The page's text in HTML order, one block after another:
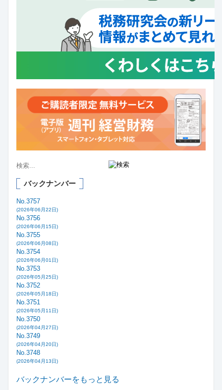
バックナンバー
No.3757
(2026年06月22日)
No.3756
(2026年06月15日)
No.3755
(2026年06月08日)
No.3754
(2026年06月01日)
No.3753
(2026年05月25日)
No.3752
(2026年05月18日)
No.3751
(2026年05月11日)
No.3750
(2026年04月27日)
No.3749
(2026年04月20日)
No.3748
(2026年04月13日)
バックナンバーをもっと見る